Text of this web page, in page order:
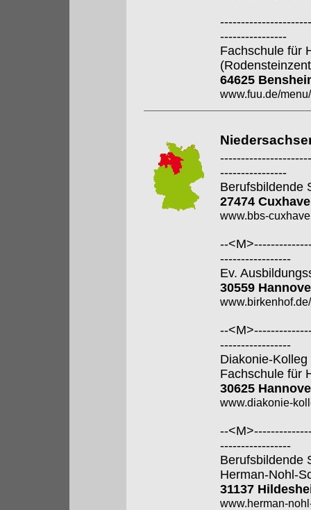
----------------
Fachschule für
64625
www.fuu.de/
----------------
Berufsbildende
27474
www.bbs-
--
-----------------
Ev.
30559
--
-----------------
Diakonie-
Fachschule für
30625
www.diakonie-
--
-----------------
Berufsbildende
Herman-Nohl-
31137
www.herman-